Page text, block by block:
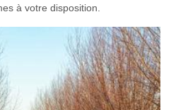
à votre disposition.